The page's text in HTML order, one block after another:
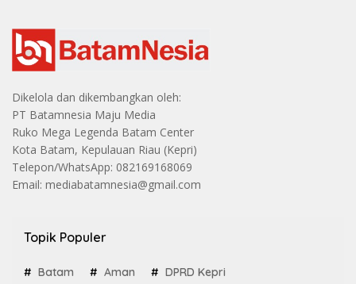
Dikelola dan dikembangkan oleh:
PT Batamnesia Maju Media
Ruko Mega Legenda Batam Center
Kota Batam, Kepulauan Riau (Kepri)
Telepon/WhatsApp: 082169168069
Email: mediabatamnesia@gmail.com
Topik Populer
Batam Aman DPRD Kepri